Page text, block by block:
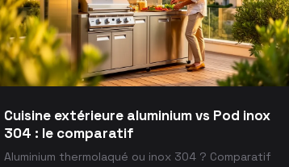
Cuisine extérieure aluminium vs Pod inox
304 : le comparatif
Aluminium thermolaqué ou inox 304 ? Comparatif